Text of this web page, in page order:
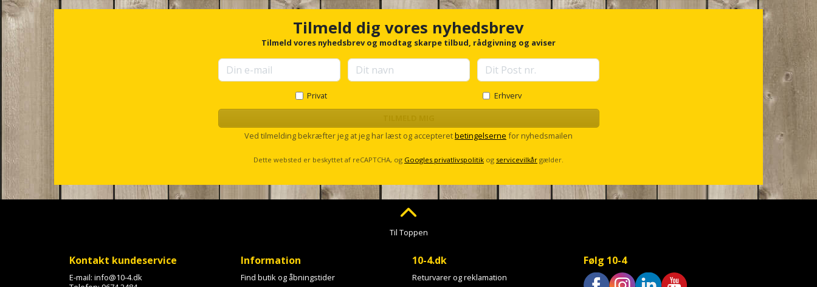
Tilmeld dig vores nyhedsbrev
Tilmeld vores nyhedsbrev og modtag skarpe tilbud, rådgivning og aviser
Privat Erhverv
Ved tilmelding bekræfter jeg at jeg har læst og accepteretbetingelserne for nyhedsmailen
Dette websted er beskyttet af reCAPTCHA, og Googles privatlivspolitik og servicevilkår gælder.
Til Toppen
Kontakt kundeservice
E-mail: info@10-4.dk
Information
Find butik og åbningstider
10-4.dk
Returvarer og reklamation
Følg 10-4